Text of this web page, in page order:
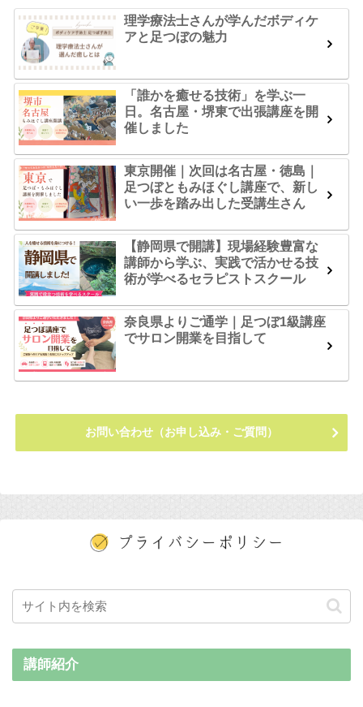
理学療法士さんが学んだボディケ
アと足つぼの魅力
「誰かを癒せる技術」を学ぶ一
日。名古屋・堺東で出張講座を開
催しました
東京開催｜次回は名古屋・徳島｜
足つぼともみほぐし講座で、新し
い一歩を踏み出した受講生さん
【静岡県で開講】現場経験豊富な
講師から学ぶ、実践で活かせる技
術が学べるセラピストスクール
奈良県よりご通学｜足つぼ1級講座
でサロン開業を目指して
お問い合わせ（お申し込み・ご質問）
講師紹介